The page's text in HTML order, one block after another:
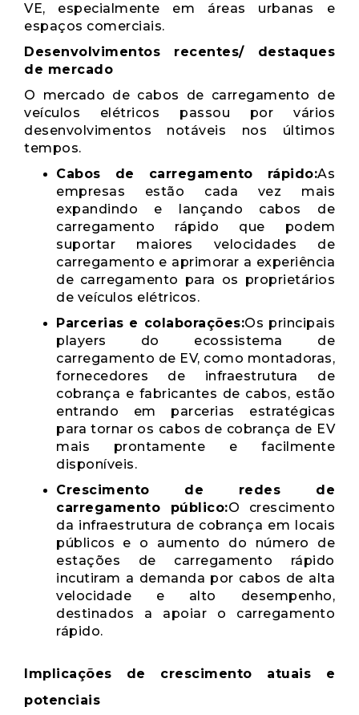
VE, especialmente em áreas urbanas e
espaços comerciais.
Desenvolvimentos recentes/ destaques
de mercado
O mercado de cabos de carregamento de
veículos elétricos passou por vários
desenvolvimentos notáveis ​​nos últimos
tempos.
Cabos de carregamento rápido:As
empresas estão cada vez mais
expandindo e lançando cabos de
carregamento rápido que podem
suportar maiores velocidades de
carregamento e aprimorar a experiência
de carregamento para os proprietários
de veículos elétricos.
Parcerias e colaborações:Os principais
players do ecossistema de
carregamento de EV, como montadoras,
fornecedores de infraestrutura de
cobrança e fabricantes de cabos, estão
entrando em parcerias estratégicas
para tornar os cabos de cobrança de EV
mais prontamente e facilmente
disponíveis.
Crescimento de redes de
carregamento público:O crescimento
da infraestrutura de cobrança em locais
públicos e o aumento do número de
estações de carregamento rápido
incutiram a demanda por cabos de alta
velocidade e alto desempenho,
destinados a apoiar o carregamento
rápido.
Implicações de crescimento atuais e
potenciais